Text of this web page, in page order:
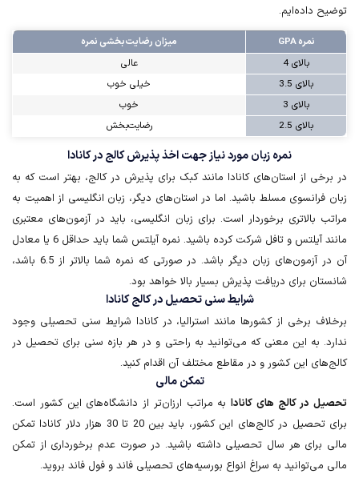
توضیح داده‌ایم.
نمره GPA
میزان رضایت‌بخشی نمره
بالای 4
عالی
بالای 3.5
خیلی خوب
بالای 3
خوب
بالای 2.5
رضایت‌بخش
نمره زبان مورد نیاز جهت اخذ پذیرش کالج در کانادا
در برخی از استان‌های کانادا مانند کبک برای پذیرش در کالج، بهتر است که به
زبان فرانسوی مسلط باشید. اما در استان‌های دیگر، زبان انگلیسی از اهمیت به
مراتب بالاتری برخوردار است. برای زبان انگلیسی، باید در آزمون‌های معتبری
مانند آیلتس و تافل شرکت کرده باشید. نمره آیلتس شما باید حداقل 6 یا معادل
آن در آزمون‌های زبان دیگر باشد. در صورتی که نمره شما بالاتر از 6.5 باشد،
شانستان برای دریافت پذیرش بسیار بالا خواهد بود.
شرایط سنی تحصیل در کالج کانادا
برخلاف برخی از کشورها مانند استرالیا، در کانادا شرایط سنی تحصیلی وجود
ندارد. به این معنی که می‌توانید به راحتی و در هر بازه سنی برای تحصیل در
کالج‌های این کشور و در مقاطع مختلف آن اقدام کنید.
تمکن مالی
تحصیل در کا‌لج ها‌ی کا‌ناد‌ا به مراتب ارزان‌تر از دانشگاه‌های این کشور است.
برای تحصیل در کالج‌های این کشور، باید بین 20 تا 30 هزار دلار کانادا تمکن
مالی برای هر سال تحصیلی داشته باشید. در صورت عدم برخورداری از تمکن
مالی می‌توانید به سراغ انواع بورسیه‌های تحصیلی فاند و فول فاند بروید.